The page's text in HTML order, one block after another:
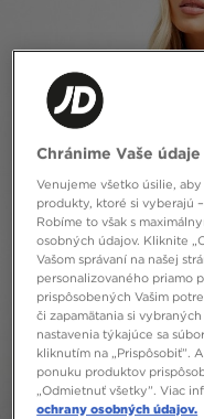
Chránime Vaše údaje
Venujeme všetko úsilie,
produkty, ktoré si vyberajú
Robíme to však s
osobných údajov. Kliknite
Vašom správaní na našej
personalizovaného priamo
prispôsobených Vašim
či zapamätania si
nastavenia týkajúce sa
kliknutím na „Prispôsobiť”.
ponuku produktov
„Odmietnuť všetky”. Viac
ochrany osobných údajov.